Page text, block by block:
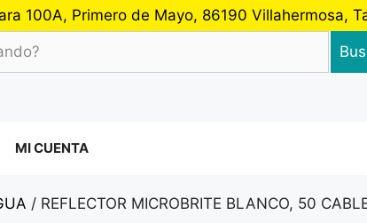
100A, Primero de Mayo, 86190 Villahermosa,
MI CUENTA
/ REFLECTOR MICROBRITE BLANCO, 50